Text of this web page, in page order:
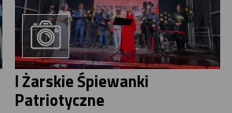
I Żarskie Śpiewanki
Patriotyczne